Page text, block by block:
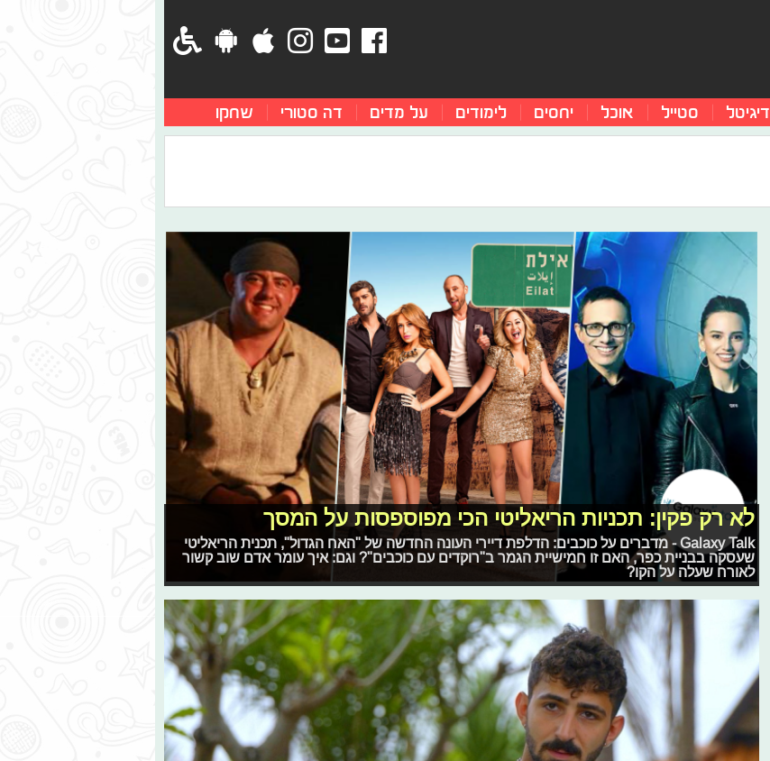
דיגיטל סטייל אוכל יחסים לימודים על מדים דה סטורי שחקו
לא רק פקין: תכניות הריאליטי הכי מפוספסות על המסך
Galaxy Talk - מדברים על כוכבים: הדלפת דיירי העונה החדשה של "האח הגדול", תכנית הריאליטי
שעסקה בבניית כפר, האם זו חמישיית הגמר ב"רוקדים עם כוכבים"? וגם: איך עומר אדם שוב קשור
לאורח שעלה על הקו?